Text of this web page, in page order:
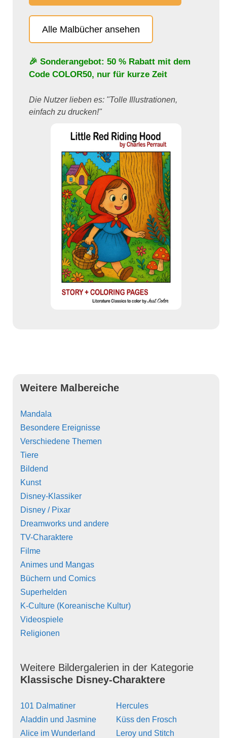
Alle Malbücher ansehen
🎉 Sonderangebot: 50 % Rabatt mit dem
Code COLOR50, nur für kurze Zeit
Die Nutzer lieben es: "Tolle Illustrationen,
einfach zu drucken!"
Weitere Malbereiche
Mandala
Besondere Ereignisse
Verschiedene Themen
Tiere
Bildend
Kunst
Disney-Klassiker
Disney / Pixar
Dreamworks und andere
TV-Charaktere
Filme
Animes und Mangas
Büchern und Comics
Superhelden
K-Culture (Koreanische Kultur)
Videospiele
Religionen
Weitere Bildergalerien in der Kategorie
Klassische Disney-Charaktere
101 Dalmatiner
Aladdin und Jasmine
Alice im Wunderland
Hercules
Küss den Frosch
Leroy und Stitch